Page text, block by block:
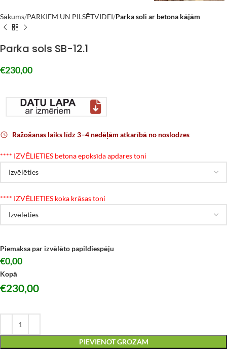
Sākums PARKIEM UN PILSĒTVIDEI Parka soli ar betona kājām
Parka sols SB-12.1
€230,00
Ražošanas laiks līdz 3–4 nedēļām atkarībā no noslodzes
**** IZVĒLIETIES betona epoksīda apdares toni
**** IZVĒLIETIES koka krāsas toni
Piemaksa par izvēlēto papildiespēju
€0,00
Kopā
€230,00
PIEVIENOT GROZAM